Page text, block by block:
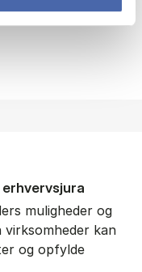
og
muligheder og
kan
og opfylde